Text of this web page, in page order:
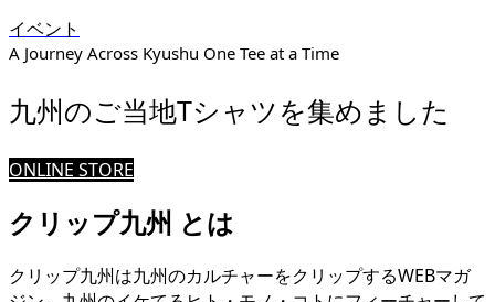
イベント
A Journey Across Kyushu One Tee at a Time
九州のご当地Tシャツを集めました
ONLINE STORE
クリップ九州 とは
クリップ九州は九州のカルチャーをクリップするWEBマガ